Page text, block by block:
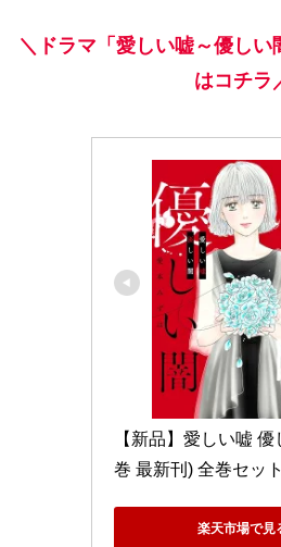
＼ドラマ「愛しい嘘～優し
はコチラ
【新品】愛しい嘘
巻 最新刊) 全巻セット
楽天市場で見